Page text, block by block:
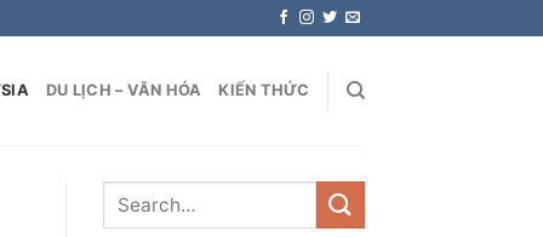
DU LỊCH – VĂN HÓA KIẾN THỨC